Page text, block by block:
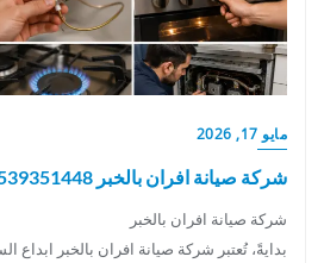
مايو 17, 2026
شركة صيانة افران بالخبر 0539351448
شركة صيانة افران بالخبر
بدايةً، تُعتبر شركة صيانة افران بالخبر ابداع